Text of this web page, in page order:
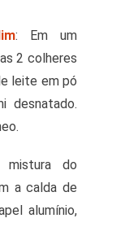
: Em um
2 colheres
leite em pó
desnatado.
do
a calda de
alumínio,